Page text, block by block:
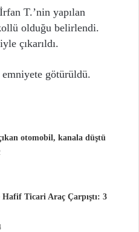
T.’nin yapılan
olduğu belirlendi.
çıkarıldı.
götürüldü.
otomobil, kanala düştü
Ticari Araç Çarpıştı: 3